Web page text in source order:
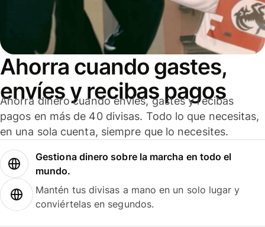
Ahorra cuando gastes,
envíes y recibas pagos
Ahorra dinero cuando envíes, gastes y recibas
pagos en más de 40 divisas. Todo lo que necesitas,
en una sola cuenta, siempre que lo necesites.
Gestiona dinero sobre la marcha en todo el
mundo.
Mantén tus divisas a mano en un solo lugar y
conviértelas en segundos.